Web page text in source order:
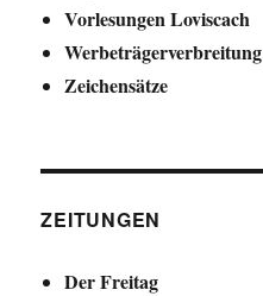
Vorlesungen Loviscach
Werbeträgerverbreitung
Zeichensätze
ZEITUNGEN
Der Freitag